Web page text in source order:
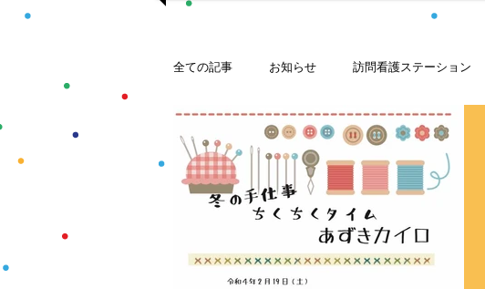
全ての記事 お知らせ 訪問看護ステーション
食べる 講座 お役立ち メディア